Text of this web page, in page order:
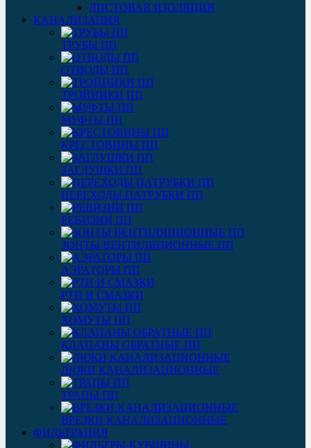
ЛИСТОВАЯ ИЗОЛЯЦИЯ
КАНАЛИЗАЦИЯ
ТРУБЫ ПП
ОТВОДЫ ПП
ТРОЙНИКИ ПП
МУФТЫ ПП
КРЕСТОВИНЫ ПП
ЗАГЛУШКИ ПП
ПЕРЕХОДЫ ПАТРУБКИ ПП
РЕВИЗИИ ПП
ЗОНТЫ ВЕНТИЛЯЦИОННЫЕ ПП
АЭРАТОРЫ ПП
РТИ И СМАЗКИ
ХОМУТЫ ПП
КЛАПАНЫ ОБРАТНЫЕ ПП
ЛЮКИ КАНАЛИЗАЦИОННЫЕ
ТРАПЫ ПП
ВРЕЗКИ КАНАЛИЗАЦИОННЫЕ
ФИЛЬТРАЦИЯ